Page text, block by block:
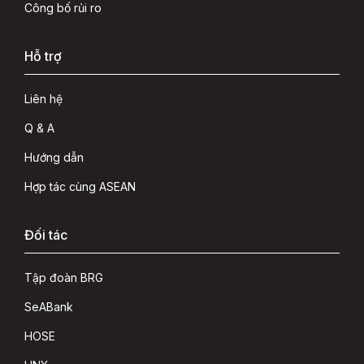
Công bố rủi ro
Hỗ trợ
Liên hệ
Q & A
Hướng dẫn
Hợp tác cùng ASEAN
Đối tác
Tập đoàn BRG
SeABank
HOSE